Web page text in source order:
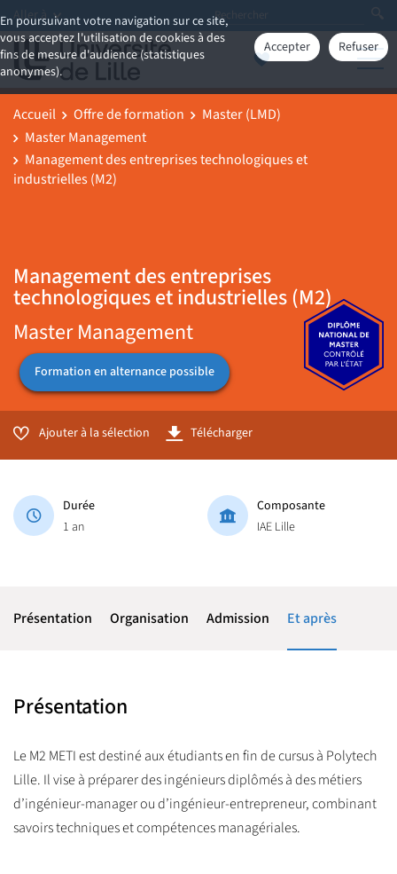
En poursuivant votre navigation sur ce site,
vous acceptez l'utilisation de cookies à des
fins de mesure d'audience (statistiques
anonymes).
Accepter Refuser
Aller à
Accueil Offre de formation
Master (LMD)
Master Management
Management des entreprises technologiques et
industrielles (M2)
Management des entreprises
technologiques et industrielles (M2)
Master Management
Formation en alternance possible
Ajouter à la sélection Télécharger
Durée
1 an
Composante
IAE Lille
Présentation Organisation Admission Et après
Présentation
Le M2 METI est destiné aux étudiants en fin de cursus à Polytech
Lille. Il vise à préparer des ingénieurs diplômés à des métiers
d’ingénieur-manager ou d’ingénieur-entrepreneur, combinant
savoirs techniques et compétences managériales.